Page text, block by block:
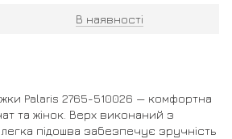
В наявності
Palaris 2765-510026 — комфортна
та жінок. Верх виконаний з
легка підошва забезпечує зручність